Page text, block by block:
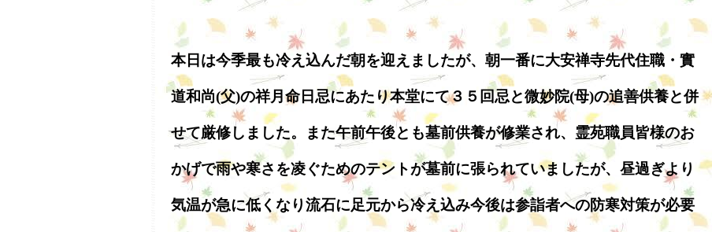
本日は今季最も冷え込んだ朝を迎えましたが、朝一番に大安禅寺先代住職・實
道和尚(父)の祥月命日忌にあたり本堂にて３５回忌と微妙院(母)の追善供養と併
せて厳修しました。また午前午後とも墓前供養が修業され、霊苑職員皆様のお
かげで雨や寒さを凌ぐためのテントが墓前に張られていましたが、昼過ぎより
気温が急に低くなり流石に足元から冷え込み今後は参詣者への防寒対策が必要